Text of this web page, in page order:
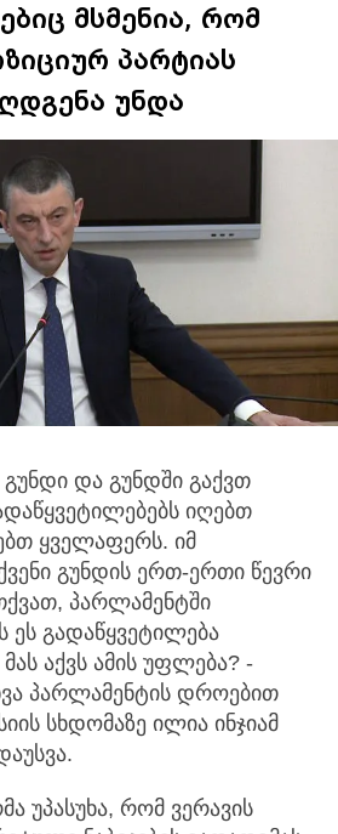
მსმენია, რომ
პარტიას
უნდა
და გუნდში გაქვთ
იღებთ
ყველაფერს. იმ
გუნდის ერთ-ერთი წევრი
პარლამენტში
ეს გადაწყვეტილება
აქვს ამის უფლება? -
პარლამენტის დროებით
სხდომაზე ილია ინჯიამ
უპასუხა, რომ ვერავის